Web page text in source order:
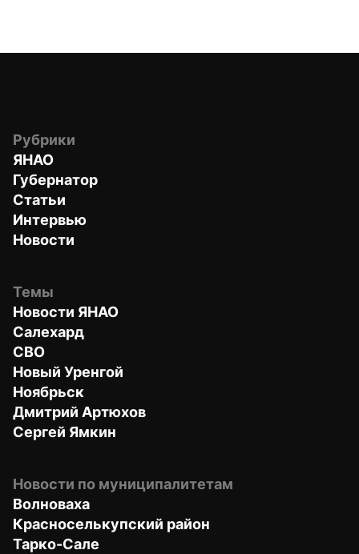
Рубрики
ЯНАО
Губернатор
Статьи
Интервью
Новости
Темы
Новости ЯНАО
Салехард
СВО
Новый Уренгой
Ноябрьск
Дмитрий Артюхов
Сергей Ямкин
Новости по муниципалитетам
Волноваха
Красноселькупский район
Тарко-Сале